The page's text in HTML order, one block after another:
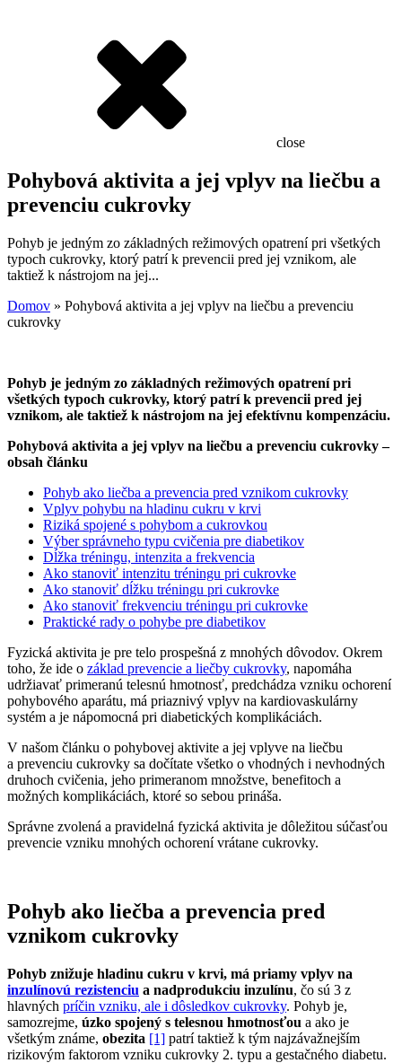
close
Pohybová aktivita a jej vplyv na liečbu a
prevenciu cukrovky
Pohyb je jedným zo základných režimových opatrení pri všetkých
typoch cukrovky, ktorý patrí k prevencii pred jej vznikom, ale
taktiež k nástrojom na jej...
Domov » Pohybová aktivita a jej vplyv na liečbu a prevenciu
cukrovky
Pohyb je jedným zo základných režimových opatrení pri
všetkých typoch cukrovky, ktorý patrí k prevencii pred jej
vznikom, ale taktiež k nástrojom na jej efektívnu kompenzáciu.
Pohybová aktivita a jej vplyv na liečbu a prevenciu cukrovky –
obsah článku
Pohyb ako liečba a prevencia pred vznikom cukrovky
Vplyv pohybu na hladinu cukru v krvi
Riziká spojené s pohybom a cukrovkou
Výber správneho typu cvičenia pre diabetikov
Dĺžka tréningu, intenzita a frekvencia
Ako stanoviť intenzitu tréningu pri cukrovke
Ako stanoviť dĺžku tréningu pri cukrovke
Ako stanoviť frekvenciu tréningu pri cukrovke
Praktické rady o pohybe pre diabetikov
Fyzická aktivita je pre telo prospešná z mnohých dôvodov. Okrem
toho, že ide o základ prevencie a liečby cukrovky, napomáha
udržiavať primeranú telesnú hmotnosť, predchádza vzniku ochorení
pohybového aparátu, má priaznivý vplyv na kardiovaskulárny
systém a je nápomocná pri diabetických komplikáciách.
V našom článku o pohybovej aktivite a jej vplyve na liečbu
a prevenciu cukrovky sa dočítate všetko o vhodných i nevhodných
druhoch cvičenia, jeho primeranom množstve, benefitoch a
možných komplikáciách, ktoré so sebou prináša.
Správne zvolená a pravidelná fyzická aktivita je dôležitou súčasťou
prevencie vzniku mnohých ochorení vrátane cukrovky.
Pohyb ako liečba a prevencia pred
vznikom cukrovky
Pohyb znižuje hladinu cukru v krvi, má priamy vplyv na
inzulínovú rezistenciu a nadprodukciu inzulínu, čo sú 3 z
hlavných príčin vzniku, ale i dôsledkov cukrovky. Pohyb je,
samozrejme, úzko spojený s telesnou hmotnosťou a ako je
všetkým známe, obezita [1] patrí taktiež k tým najzávažnejším
rizikovým faktorom vzniku cukrovky 2. typu a gestačného diabetu.